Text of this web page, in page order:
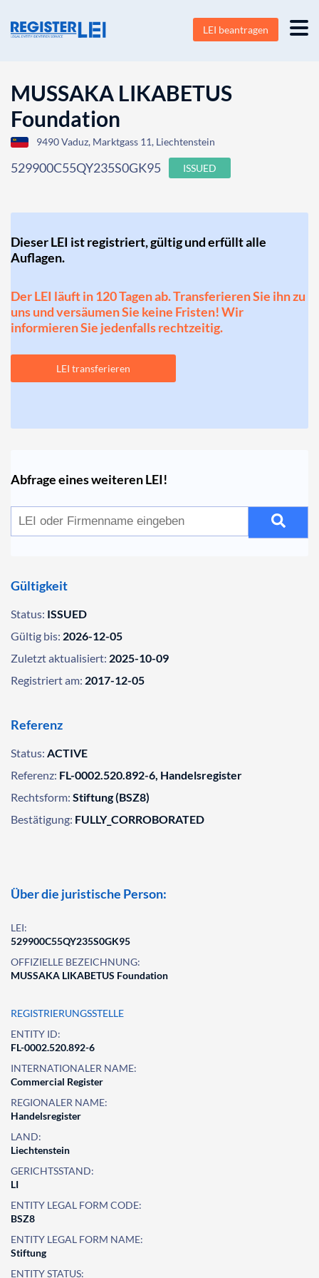
LEI beantragen
MUSSAKA LIKABETUS
Foundation
9490 Vaduz, Marktgass 11, Liechtenstein
529900C55QY235S0GK95 ISSUED
Dieser LEI ist registriert, gültig und erfüllt alle
Auflagen.
Der LEI läuft in 120 Tagen ab. Transferieren Sie ihn zu
uns und versäumen Sie keine Fristen! Wir
informieren Sie jedenfalls rechtzeitig.
LEI transferieren
Abfrage eines weiteren LEI!
Gültigkeit
Status: ISSUED
Gültig bis: 2026-12-05
Zuletzt aktualisiert: 2025-10-09
Registriert am: 2017-12-05
Referenz
Status: ACTIVE
Referenz: FL-0002.520.892-6, Handelsregister
Rechtsform: Stiftung (BSZ8)
Bestätigung: FULLY_CORROBORATED
Über die juristische Person:
LEI:
529900C55QY235S0GK95
OFFIZIELLE BEZEICHNUNG:
MUSSAKA LIKABETUS Foundation
REGISTRIERUNGSSTELLE
ENTITY ID:
FL-0002.520.892-6
INTERNATIONALER NAME:
Commercial Register
REGIONALER NAME:
Handelsregister
LAND:
Liechtenstein
GERICHTSSTAND:
LI
ENTITY LEGAL FORM CODE:
BSZ8
ENTITY LEGAL FORM NAME:
Stiftung
ENTITY STATUS: